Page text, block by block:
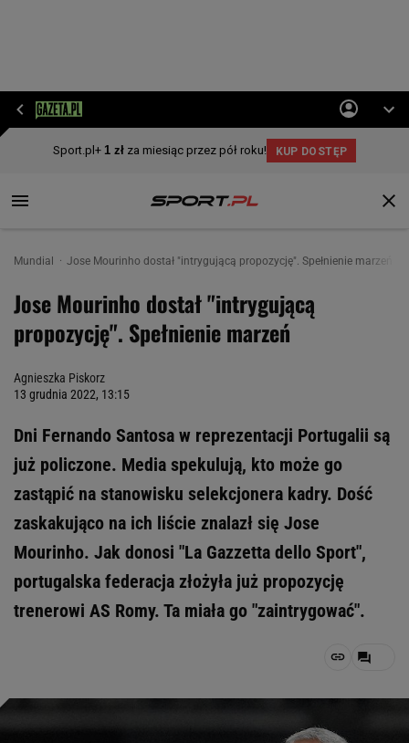
Mundial Jose Mourinho dostał "intrygującą propozycję". Spełnienie marzeń
Jose Mourinho dostał "intrygującą
propozycję". Spełnienie marzeń
Agnieszka Piskorz
13 grudnia 2022, 13:15
Dni Fernando Santosa w reprezentacji Portugalii są
już policzone. Media spekulują, kto może go
zastąpić na stanowisku selekcjonera kadry. Dość
zaskakująco na ich liście znalazł się Jose
Mourinho. Jak donosi "La Gazzetta dello Sport",
portugalska federacja złożyła już propozycję
trenerowi AS Romy. Ta miała go "zaintrygować".